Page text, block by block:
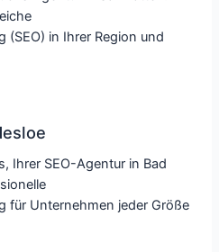
(SEO) in Ihrer Region und
Ihrer SEO-Agentur in Bad
für Unternehmen jeder Größe